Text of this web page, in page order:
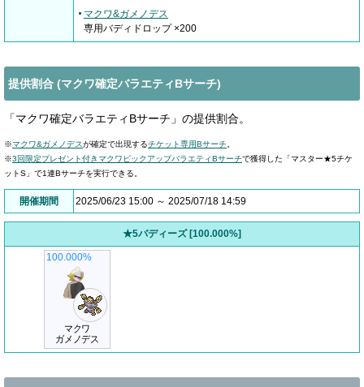
マクワ&ガメノデス
専用バディドロップ ×200
提供割合 (マクワ確定バラエティBサーチ)
「マクワ確定バラエティBサーチ」の提供割合。
※マクワ&ガメノデスが確定で出現するチケット専用Bサーチ
※3回限定プレゼント付きマクワピックアップバラエティBサーチで獲得した「マスター★5チケ
ットS」で1連Bサーチを実行できる。
開催期間 2025/06/23 15:00 ～ 2025/07/18 14:59
★5バディーズ [100.000%]
マクワ
ガメノデス
100.000%